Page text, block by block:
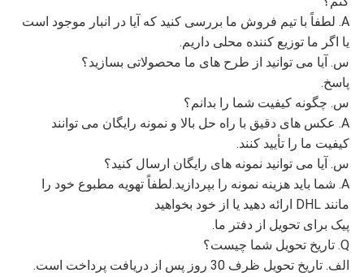
A. لطفاً با تیم فروش ما بررسی کنید که آیا در انبار موجود است
یا اگر ما توزیع کننده محلی داریم.
س. آیا می توانید از طرح های ما محصولاتی بسازید؟
پاسخ.
س. چگونه کیفیت شما را بدانم؟
A. عکس های دقیق با راه حل بالا و نمونه رایگان می توانند
کیفیت ما را تأیید کنند.
س. آیا می توانید نمونه های رایگان ارسال کنید؟
A. شما باید هزینه نمونه را بپردازید.لطفاً تهویه مطبوع خود را
مانند DHL ارائه دهید یا از خود بخواهید
پیک برای تحویل از دفتر ما.
Q. تاریخ تحویل شما چیست؟
الف. تاریخ تحویل ظرف 30 روز پس از دریافت پرداخت است.